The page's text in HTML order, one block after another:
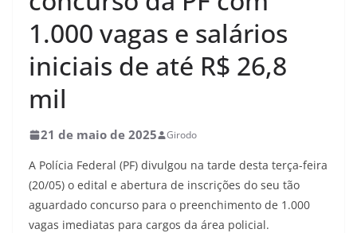
1.000 vagas e salários
iniciais de até R$ 26,8
mil
21 de maio de 2025 Girodo
A Polícia Federal (PF) divulgou na tarde desta terça-feira
(20/05) o edital e abertura de inscrições do seu tão
aguardado concurso para o preenchimento de 1.000
vagas imediatas para cargos da área policial.